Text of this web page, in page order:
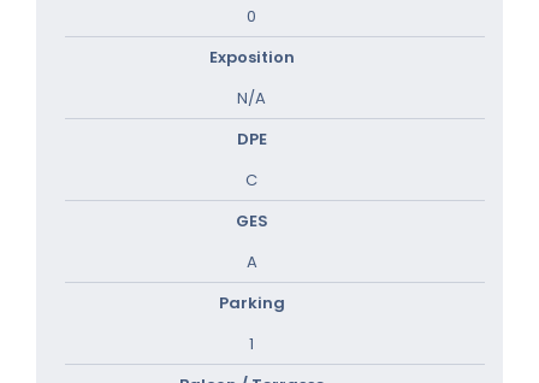
0
Exposition
N/A
DPE
C
GES
A
Parking
1